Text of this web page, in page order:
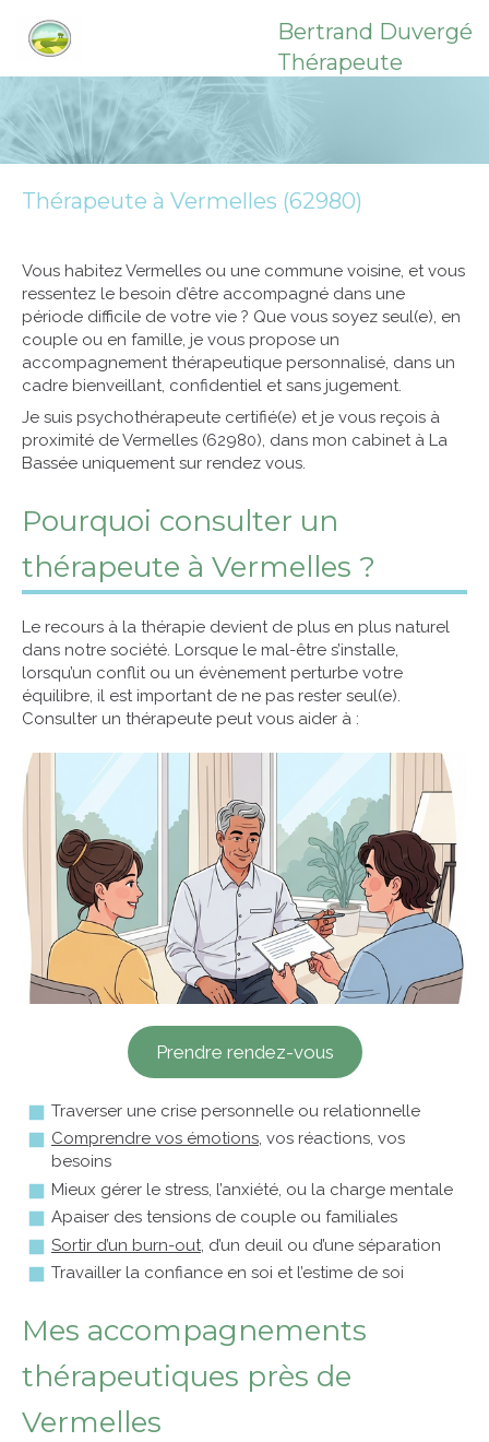
Bertrand Duvergé
Thérapeute
Thérapeute à Vermelles (62980)
Vous habitez Vermelles ou une commune voisine, et vous
ressentez le besoin d’être accompagné dans une
période difficile de votre vie ? Que vous soyez seul(e), en
couple ou en famille, je vous propose un
accompagnement thérapeutique personnalisé, dans un
cadre bienveillant, confidentiel et sans jugement.
Je suis psychothérapeute certifié(e) et je vous reçois à
proximité de Vermelles (62980), dans mon cabinet à La
Bassée uniquement sur rendez vous.
Pourquoi consulter un
thérapeute à Vermelles ?
Le recours à la thérapie devient de plus en plus naturel
dans notre société. Lorsque le mal-être s’installe,
lorsqu’un conflit ou un évènement perturbe votre
équilibre, il est important de ne pas rester seul(e).
Consulter un thérapeute peut vous aider à :
Prendre rendez-vous
Traverser une crise personnelle ou relationnelle
Comprendre vos émotions, vos réactions, vos
besoins
Mieux gérer le stress, l’anxiété, ou la charge mentale
Apaiser des tensions de couple ou familiales
Sortir d’un burn-out, d’un deuil ou d’une séparation
Travailler la confiance en soi et l’estime de soi
Mes accompagnements
thérapeutiques près de
Vermelles